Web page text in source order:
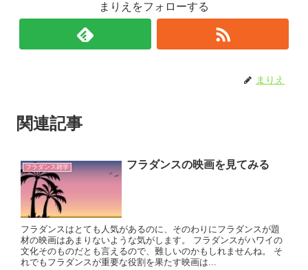
まりえをフォローする
まりえ
関連記事
フラダンス雑学 フラダンスの映画を見てみる
フラダンスはとても人気があるのに、そのわりにフラダンスが題
材の映画はあまりないような気がします。 フラダンスがハワイの
文化そのものだとも言えるので、難しいのかもしれませんね。 そ
れでもフラダンスが重要な役割を果たす映画は...